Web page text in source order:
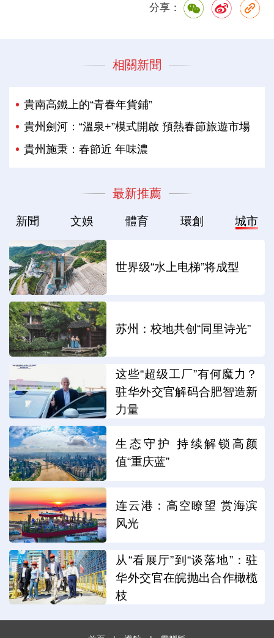
分享：
相關新聞
貴南高鐵上的“青春年貨鋪”
貴州劍河：“溫泉+”模式開啟 預熱春節旅遊市場
貴州施秉：春節近 年味濃
最新推薦
新聞 文娛 體育 環創 城市
世界级“水上电梯”将成型
苏州：校地共创“同里诗光”
这些“超级工厂”有何魔力？
驻华外交官解码合肥智造新
力量
生态守护 持续解锁高颜
值“重庆蓝”
连云港：高空瞭望 赏海滨
风光
从“看展厅”到“谈落地”：驻
华外交官在皖抛出合作橄榄
枝